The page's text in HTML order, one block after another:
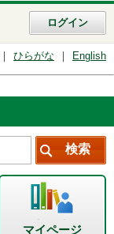
ログイン
ひらがな English
マイページ